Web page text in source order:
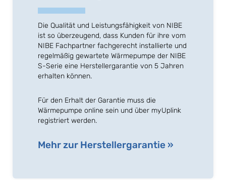
Die Qualität und Leistungsfähigkeit von NIBE
ist so überzeugend, dass Kunden für ihre vom
NIBE Fachpartner fachgerecht installierte und
regelmäßig gewartete Wärmepumpe der NIBE
S-Serie eine Herstellergarantie von 5 Jahren
erhalten können.
Für den Erhalt der Garantie muss die
Wärmepumpe online sein und über myUplink
registriert werden.
Mehr zur Herstellergarantie »